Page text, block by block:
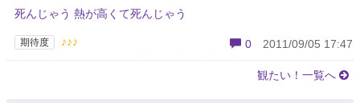
死んじゃう 熱が高くて死んじゃう
期待度 ♪♪♪ 0 2011/09/05 17:47
観たい！一覧へ